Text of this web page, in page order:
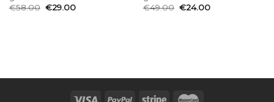
€58.00 €29.00
€49.00 €24.00